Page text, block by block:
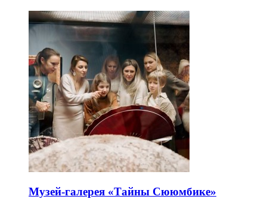
Музей-галерея «Тайны Сююмбике»